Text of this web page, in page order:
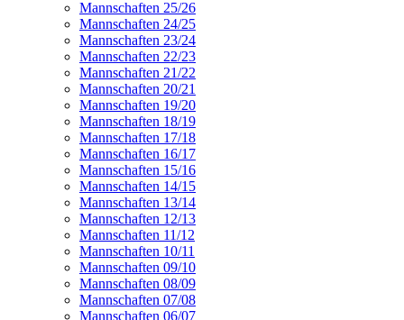
Mannschaften 25/26
Mannschaften 24/25
Mannschaften 23/24
Mannschaften 22/23
Mannschaften 21/22
Mannschaften 20/21
Mannschaften 19/20
Mannschaften 18/19
Mannschaften 17/18
Mannschaften 16/17
Mannschaften 15/16
Mannschaften 14/15
Mannschaften 13/14
Mannschaften 12/13
Mannschaften 11/12
Mannschaften 10/11
Mannschaften 09/10
Mannschaften 08/09
Mannschaften 07/08
Mannschaften 06/07